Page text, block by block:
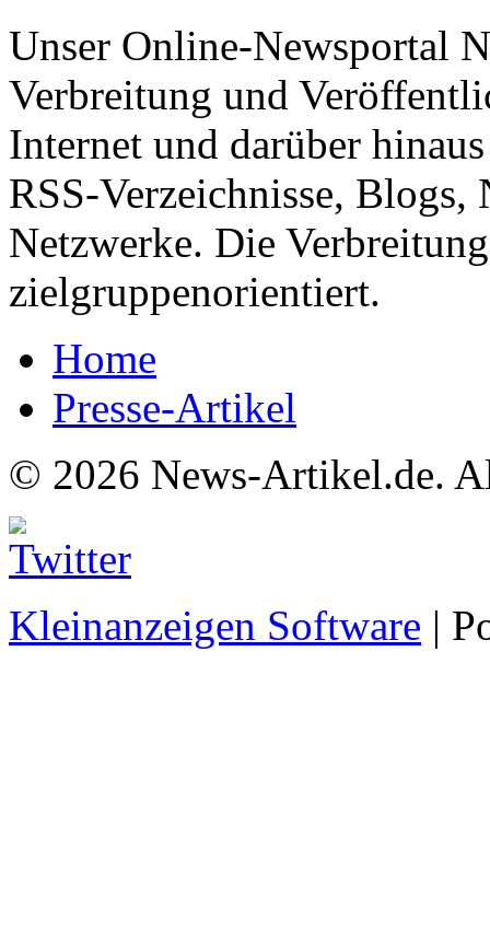
Unser Online-Newsportal
Verbreitung und
Internet und darüber
RSS-Verzeichnisse,
Netzwerke. Die
zielgruppenorientiert.
Home
Presse-Artikel
© 2026 News-Artikel.de.
Kleinanzeigen Software |